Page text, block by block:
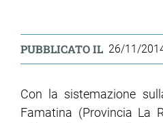
PUBBLICATO IL 26/11/
Con la sistemazione
Famatina (Provincia La